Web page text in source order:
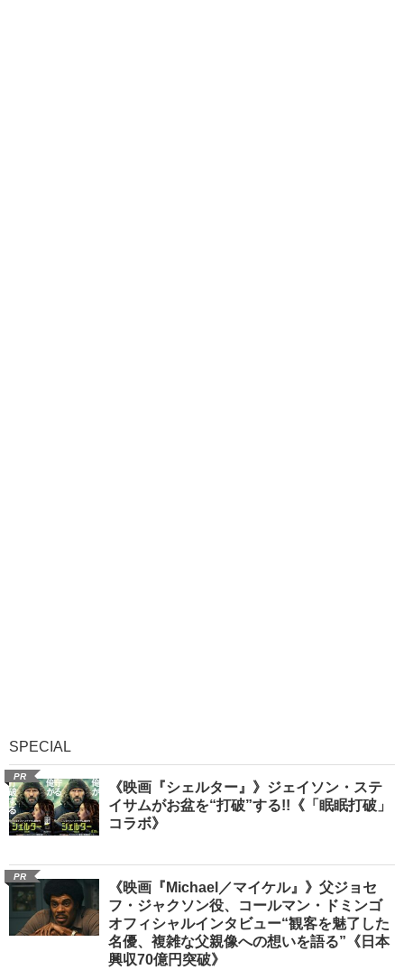
SPECIAL
PR
《映画『シェルター』》ジェイソン・ステ
イサムがお盆を“打破”する!!《「眠眠打破」
コラボ》
PR
《映画『Michael／マイケル』》父ジョセ
フ・ジャクソン役、コールマン・ドミンゴ
オフィシャルインタビュー“観客を魅了した
名優、複雑な父親像への想いを語る”《日本
興収70億円突破》